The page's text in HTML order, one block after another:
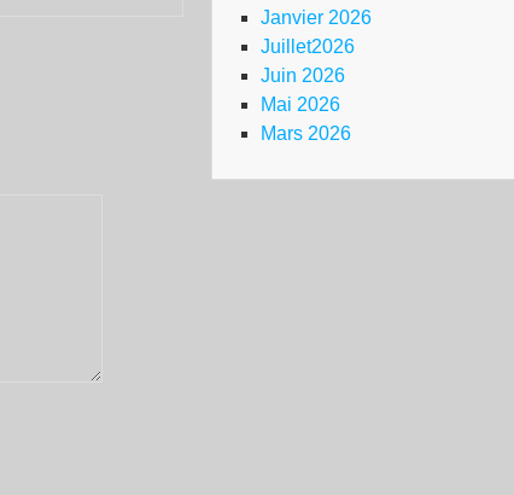
Janvier 2026
Juillet2026
Juin 2026
Mai 2026
Mars 2026